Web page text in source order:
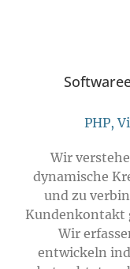
PHP,
Wir
dynamische
und zu
Kundenkontakt
Wir
entwickeln